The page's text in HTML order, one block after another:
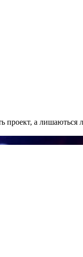
а лишаються